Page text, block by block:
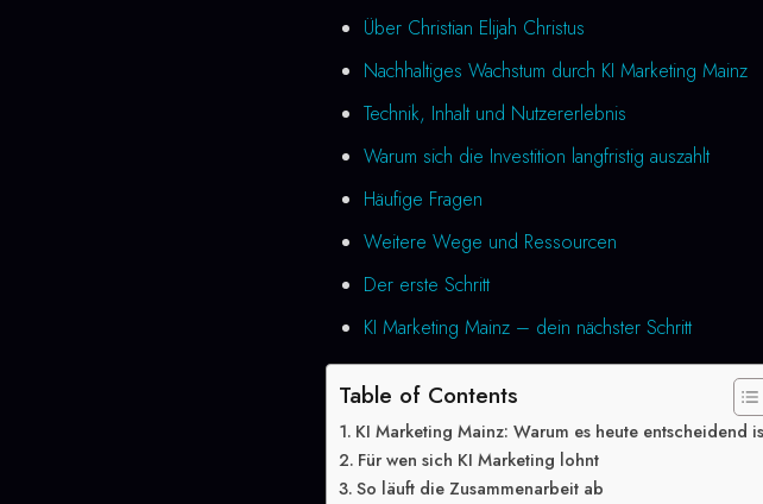
Über Christian Elijah Christus
Nachhaltiges Wachstum durch KI Marketing Mainz
Technik, Inhalt und Nutzererlebnis
Warum sich die Investition langfristig auszahlt
Häufige Fragen
Weitere Wege und Ressourcen
Der erste Schritt
KI Marketing Mainz – dein nächster Schritt
Table of Contents
KI Marketing Mainz: Warum es heute entscheidend
Für wen sich KI Marketing lohnt
So läuft die Zusammenarbeit ab